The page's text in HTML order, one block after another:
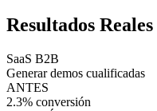
Resultados Reales
SaaS B2B
Generar demos cualificadas
ANTES
2.3% conversión